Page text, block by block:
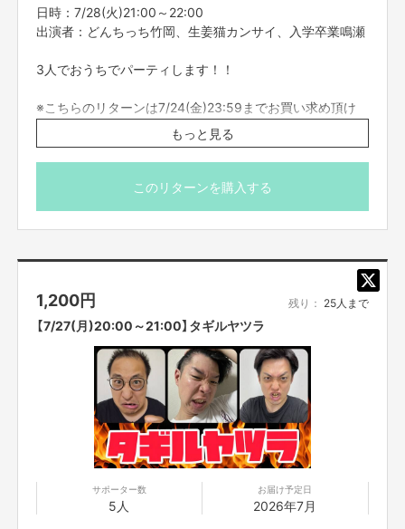
日時：7/28(火)21:00～22:00
出演者：どんちっち竹岡、生姜猫カンサイ、入学卒業鳴瀬
3人でおうちでパーティします！！
※こちらのリターンは7/24(金)23:59までお買い求め頂け
ます。
※出演者は変更になる場合がありますので予めご了承くだ
さい。変更になった場合の返金は致しかねます。
※プロジェクト本文の末尾に記載されている【ご支援にあた
もっと見る
このリターンを購入する
1,200円 残り： 25人まで
【7/27(月)20:00～21:00】タギルヤツラ
サポーター数
5人
お届け予定日
2026年7月